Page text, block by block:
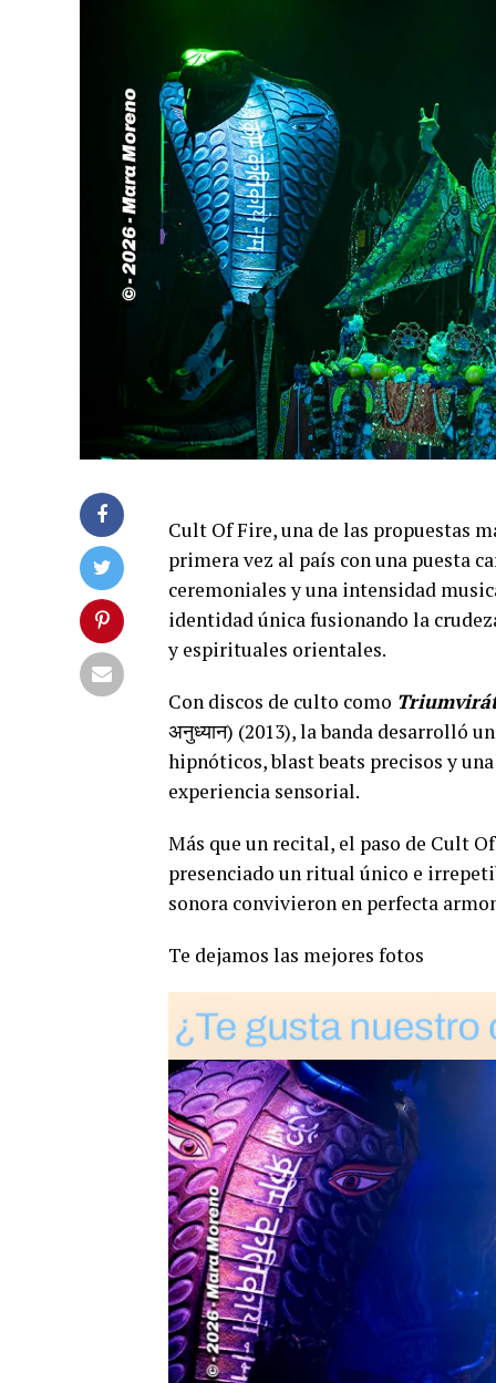
Cult Of Fire, una de las propuestas
primera vez al país con una puesta
ceremoniales y una intensidad
identidad única fusionando la
y espirituales orientales.
Con discos de culto como
अनुध्यान) (2013), la banda desarrolló
hipnóticos, blast beats precisos y
experiencia sensorial.
Más que un recital, el paso de Cult
presenciado un ritual único e
sonora convivieron en perfecta
Te dejamos las mejores fotos